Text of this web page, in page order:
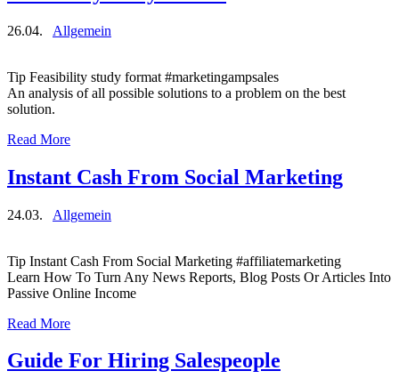
26.04. Allgemein
Tip Feasibility study format #marketingampsales
An analysis of all possible solutions to a problem on the best
solution.
Read More
Instant Cash From Social Marketing
24.03. Allgemein
Tip Instant Cash From Social Marketing #affiliatemarketing
Learn How To Turn Any News Reports, Blog Posts Or Articles Into
Passive Online Income
Read More
Guide For Hiring Salespeople